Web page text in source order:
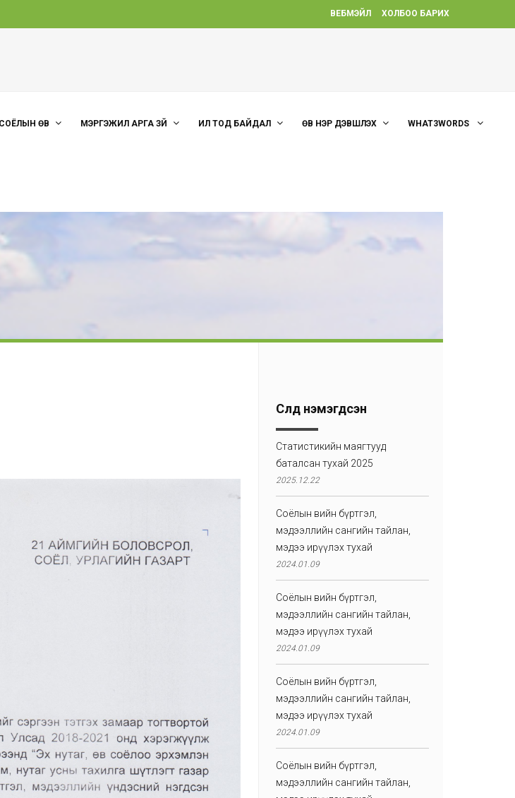
ВЕБМЭЙЛ ХОЛБОО БАРИХ
СОЁЛЫН ӨВ МЭРГЭЖИЛ АРГА ЗҮЙ ИЛ ТОД БАЙДАЛ ӨВ НЭР ДЭВШҮҮЛЭХ WHAT3WORDS
Сүүлд нэмэгдсэн
Статистикийн маягтууд
баталсан тухай 2025
2025.12.22
Соёлын өвийн бүртгэл,
мэдээллийн сангийн тайлан,
мэдээ ирүүлэх тухай
2024.01.09
Соёлын өвийн бүртгэл,
мэдээллийн сангийн тайлан,
мэдээ ирүүлэх тухай
2024.01.09
Соёлын өвийн бүртгэл,
мэдээллийн сангийн тайлан,
мэдээ ирүүлэх тухай
2024.01.09
Соёлын өвийн бүртгэл,
мэдээллийн сангийн тайлан,